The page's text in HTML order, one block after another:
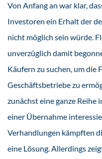
Von Anfang an war klar,
Investoren ein Erhalt der
nicht möglich sein würde.
unverzüglich damit
Käufern zu suchen, um die
Geschäftsbetriebe zu
zunächst eine ganze
einer Übernahme
Verhandlungen kämpften
eine Lösung. Allerdings